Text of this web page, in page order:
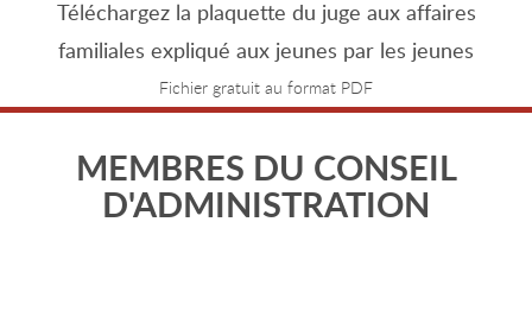
Téléchargez la plaquette du juge aux affaires
familiales expliqué aux jeunes par les jeunes
Fichier gratuit au format PDF
MEMBRES DU CONSEIL
D'ADMINISTRATION